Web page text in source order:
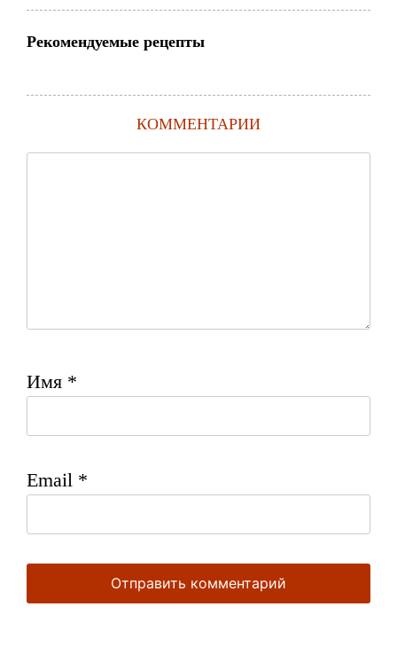
Рекомендуемые рецепты
КОММЕНТАРИИ
Имя *
Email *